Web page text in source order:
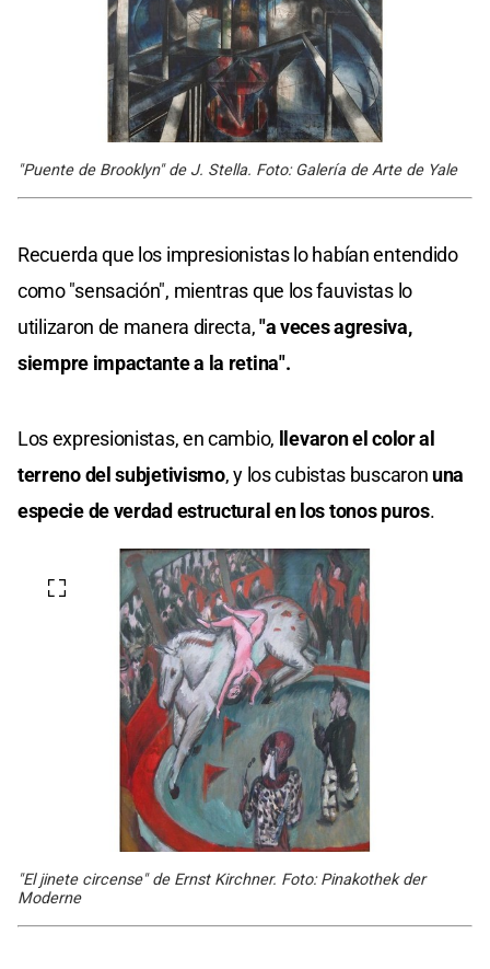
"Puente de Brooklyn" de J. Stella. Foto: Galería de Arte de Yale
Recuerda que los impresionistas lo habían entendido
como "sensación", mientras que los fauvistas lo
utilizaron de manera directa,"a veces agresiva,
siempre impactante a la retina".
Los expresionistas, en cambio, llevaron el color al
terreno del subjetivismo, y los cubistas buscaron una
especie de verdad estructural en los tonos puros.
"El jinete circense" de Ernst Kirchner. Foto: Pinakothek der
Moderne